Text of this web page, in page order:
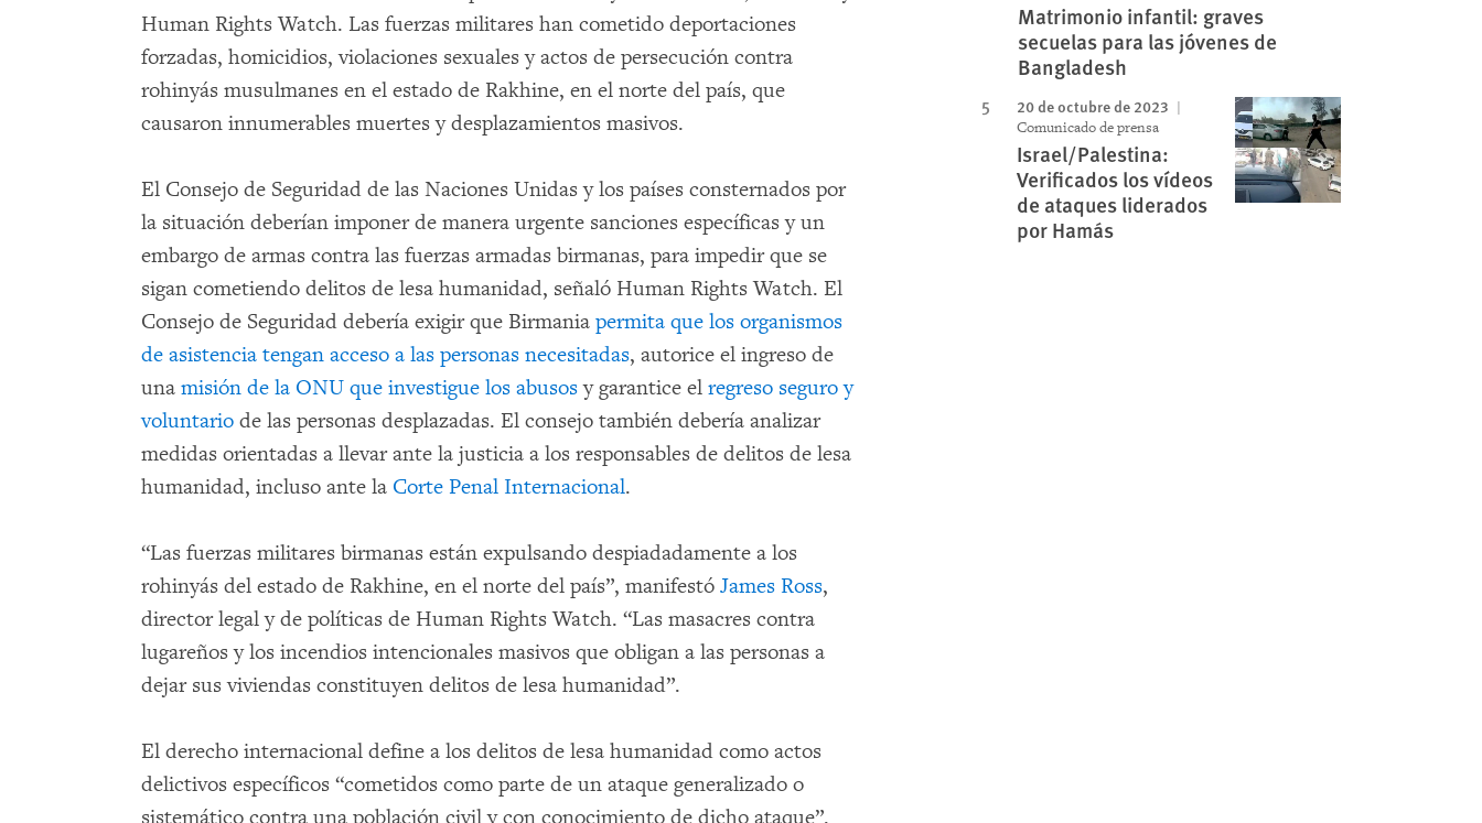
Human Rights Watch. Las fuerzas militares han cometido deportaciones
forzadas, homicidios, violaciones sexuales y actos de persecución contra
rohinyás musulmanes en el estado de Rakhine, en el norte del país, que
causaron innumerables muertes y desplazamientos masivos.
El Consejo de Seguridad de las Naciones Unidas y los países consternados por
la situación deberían imponer de manera urgente sanciones específicas y un
embargo de armas contra las fuerzas armadas birmanas, para impedir que se
sigan cometiendo delitos de lesa humanidad, señaló Human Rights Watch. El
Consejo de Seguridad debería exigir que Birmania permita que los organismos
de asistencia tengan acceso a las personas necesitadas, autorice el ingreso de
una misión de la ONU que investigue los abusosy garantice el regreso seguro y
voluntario de las personas desplazadas. El consejo también debería analizar
medidas orientadas a llevar ante la justicia a los responsables de delitos de lesa
humanidad, incluso ante la Corte Penal Internacional.
“Las fuerzas militares birmanas están expulsando despiadadamente a los
rohinyás del estado de Rakhine, en el norte del país”, manifestó James Ross,
director legal y de políticas de Human Rights Watch. “Las masacres contra
lugareños y los incendios intencionales masivos que obligan a las personas a
dejar sus viviendas constituyen delitos de lesa humanidad”.
El derecho internacional define a los delitos de lesa humanidad como actos
delictivos específicos “cometidos como parte de un ataque generalizado o
sistemático contra una población civil y con conocimiento de dicho ataque”.
Matrimonio infantil: graves
secuelas para las jóvenes de
Bangladesh
20 de octubre de 2023
Comunicado de prensa
Israel/Palestina:
Verificados los vídeos
de ataques liderados
por Hamás